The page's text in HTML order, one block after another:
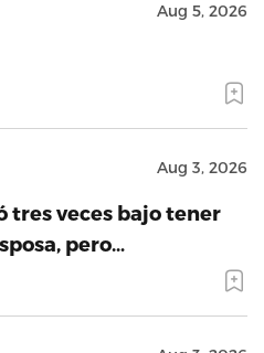
Aug 5, 2026
Aug 3, 2026
tres veces bajo tener
pero…